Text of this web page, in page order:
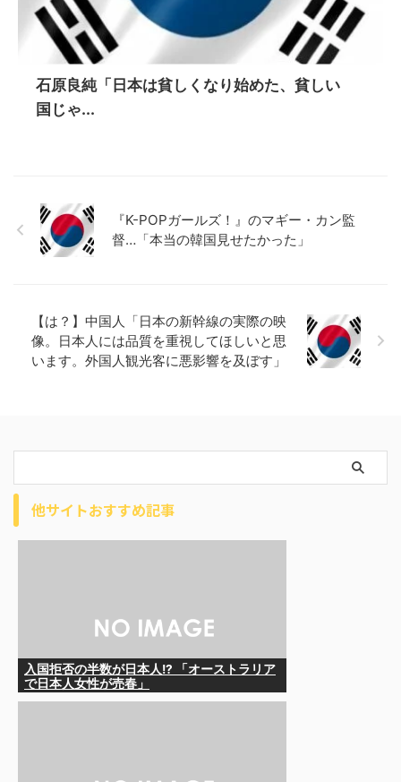
石原良純「日本は貧しくなり始めた、貧しい
国じゃ...
『K-POPガールズ！』のマギー・カン監
督…「本当の韓国見せたかった」
【は？】中国人「日本の新幹線の実際の映
像。日本人には品質を重視してほしいと思
います。外国人観光客に悪影響を及ぼす」
他サイトおすすめ記事
入国拒否の半数が日本人!? 「オーストラリア
で日本人女性が売春」